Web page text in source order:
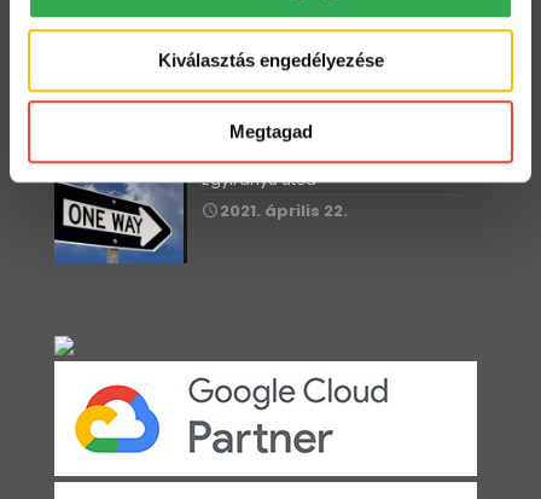
Kiválasztás engedélyezése
Megtagad
Starter vagy Standard?
2022. május 3.
Egyirányú utca
2021. április 22.